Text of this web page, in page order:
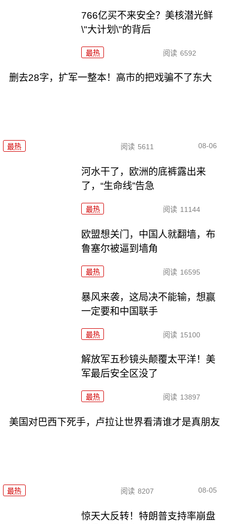
766亿买不来安全？美核潜光鲜
\"大计划\"的背后
最热 阅读 6592
删去28字，扩军一整本！高市的把戏骗不了东大
最热 阅读 5611 08-06
河水干了，欧洲的底裤露出来
了，“生命线”告急
最热 阅读 11144
欧盟想关门，中国人就翻墙，布
鲁塞尔被逼到墙角
最热 阅读 16595
暴风来袭，这局决不能输，想赢
一定要和中国联手
最热 阅读 15100
解放军五秒镜头颠覆太平洋！美
军最后安全区没了
最热 阅读 13897
美国对巴西下死手，卢拉让世界看清谁才是真朋友
最热 阅读 8207 08-05
惊天大反转！特朗普支持率崩盘